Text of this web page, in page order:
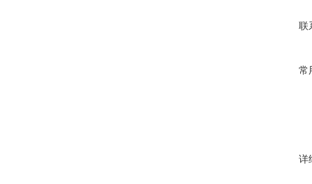
联
常
详